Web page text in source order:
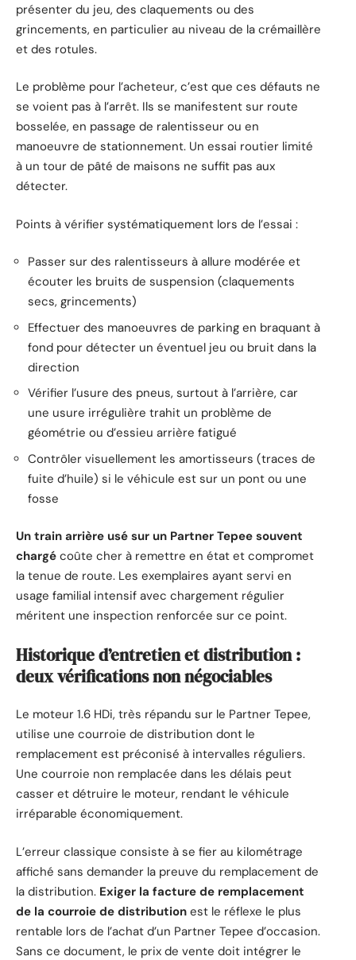
présenter du jeu, des claquements ou des
grincements, en particulier au niveau de la crémaillère
et des rotules.
Le problème pour l’acheteur, c’est que ces défauts ne
se voient pas à l’arrêt. Ils se manifestent sur route
bosselée, en passage de ralentisseur ou en
manoeuvre de stationnement. Un essai routier limité
à un tour de pâté de maisons ne suffit pas aux
détecter.
Points à vérifier systématiquement lors de l’essai :
Passer sur des ralentisseurs à allure modérée et
écouter les bruits de suspension (claquements
secs, grincements)
Effectuer des manoeuvres de parking en braquant à
fond pour détecter un éventuel jeu ou bruit dans la
direction
Vérifier l’usure des pneus, surtout à l’arrière, car
une usure irrégulière trahit un problème de
géométrie ou d’essieu arrière fatigué
Contrôler visuellement les amortisseurs (traces de
fuite d’huile) si le véhicule est sur un pont ou une
fosse
Un train arrière usé sur un Partner Tepee souvent
chargé coûte cher à remettre en état et compromet
la tenue de route. Les exemplaires ayant servi en
usage familial intensif avec chargement régulier
méritent une inspection renforcée sur ce point.
Historique d’entretien et distribution :
deux vérifications non négociables
Le moteur 1.6 HDi, très répandu sur le Partner Tepee,
utilise une courroie de distribution dont le
remplacement est préconisé à intervalles réguliers.
Une courroie non remplacée dans les délais peut
casser et détruire le moteur, rendant le véhicule
irréparable économiquement.
L’erreur classique consiste à se fier au kilométrage
affiché sans demander la preuve du remplacement de
la distribution. Exiger la facture de remplacement
de la courroie de distribution est le réflexe le plus
rentable lors de l’achat d’un Partner Tepee d’occasion.
Sans ce document, le prix de vente doit intégrer le